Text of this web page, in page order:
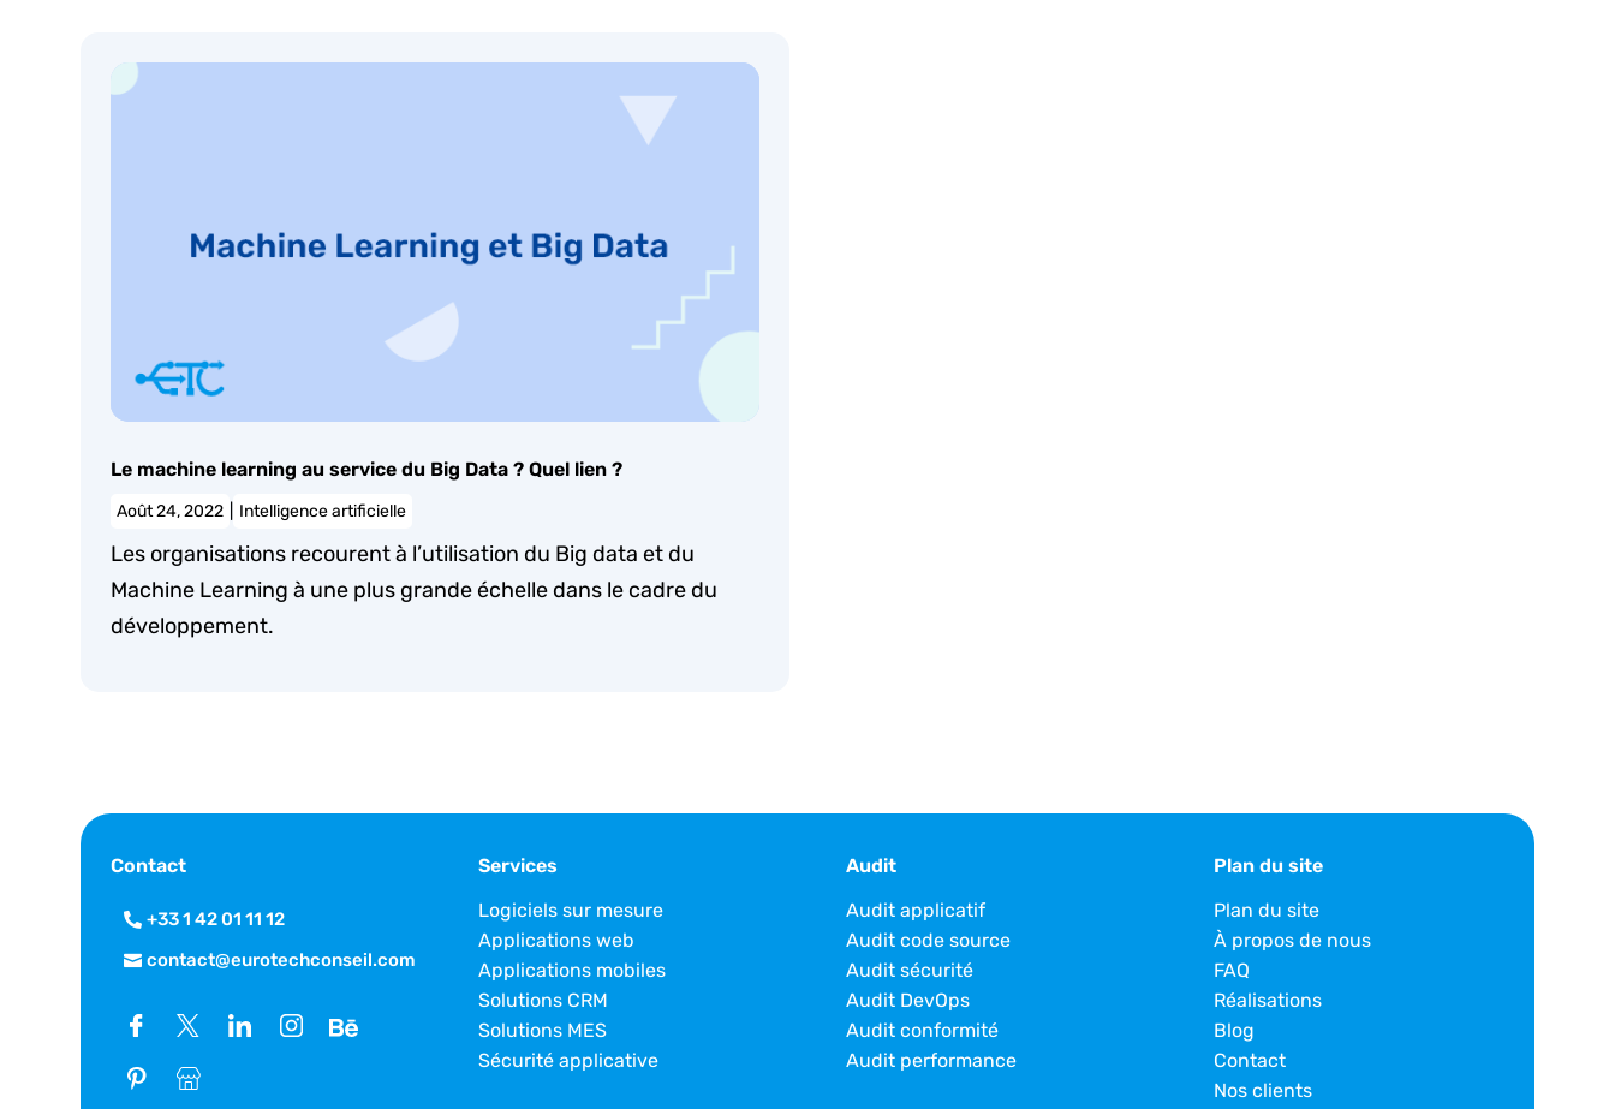
Le machine learning au service du Big Data ? Quel lien ?
Août 24, 2022 Intelligence artificielle
Les organisations recourent à l’utilisation du Big data et du
Machine Learning à une plus grande échelle dans le cadre du
développement.
Contact
+33 1 42 01 11 12
contact@eurotechconseil.com
Services
Logiciels sur mesure
Applications web
Applications mobiles
Solutions CRM
Solutions MES
Sécurité applicative
Audit
Audit applicatif
Audit code source
Audit sécurité
Audit DevOps
Audit conformité
Audit performance
Plan du site
Plan du site
À propos de nous
FAQ
Réalisations
Blog
Contact
Nos clients